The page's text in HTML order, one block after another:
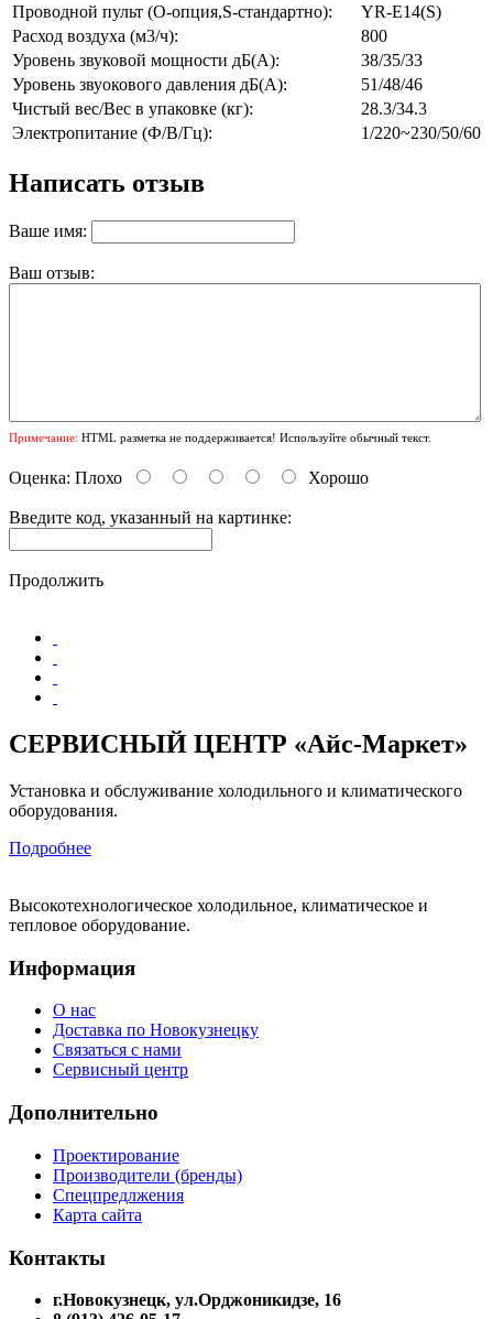
Проводной пульт (O-опция,S-стандартно):
YR-E14(S)
Расход воздуха (м3/ч):
800
Уровень звуковой мощности дБ(А):
38/35/33
Уровень звуокового давления дБ(А):
51/48/46
Чистый вес/Вес в упаковке (кг):
28.3/34.3
Электропитание (Ф/В/Гц):
1/220~230/50/60
Написать отзыв
Ваше имя:
Ваш отзыв:
Примечание: HTML разметка не поддерживается! Используйте обычный текст.
Оценка: Плохо Хорошо
Введите код, указанный на картинке:
Продолжить
СЕРВИСНЫЙ ЦЕНТР «Айс-Маркет»
Установка и обслуживание холодильного и климатического
оборудования.
Подробнее
Высокотехнологическое холодильное, климатическое и
тепловое оборудование.
Информация
О нас
Доставка по Новокузнецку
Связаться с нами
Сервисный центр
Дополнительно
Проектирование
Производители (бренды)
Спецпредлжения
Карта сайта
Контакты
г.Новокузнецк, ул.Орджоникидзе, 16